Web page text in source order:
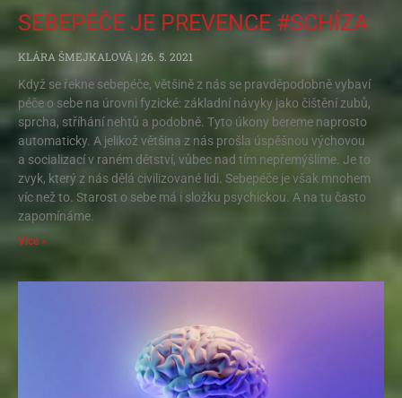
SEBEPÉČE JE PREVENCE #SCHÍZA
KLÁRA ŠMEJKALOVÁ
26. 5. 2021
Když se řekne sebepéče, většině z nás se pravděpodobně vybaví
péče o sebe na úrovni fyzické: základní návyky jako čištění zubů,
sprcha, stříhání nehtů a podobně. Tyto úkony bereme naprosto
automaticky. A jelikož většina z nás prošla úspěšnou výchovou
a socializací v raném dětství, vůbec nad tím nepřemýšlíme. Je to
zvyk, který z nás dělá civilizované lidi. Sebepéče je však mnohem
víc než to. Starost o sebe má i složku psychickou. A na tu často
zapomínáme.
Více »